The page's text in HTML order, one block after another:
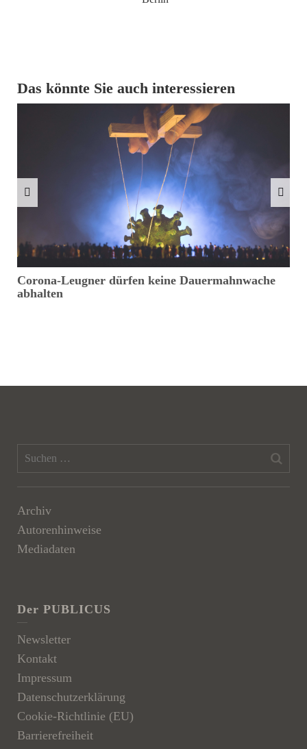
Das könnte Sie auch interessieren
Corona-Leugner dürfen keine Dauermahnwache
abhalten
Archiv
Autorenhinweise
Mediadaten
Der PUBLICUS
Newsletter
Kontakt
Impressum
Datenschutzerklärung
Cookie-Richtlinie (EU)
Barrierefreiheit